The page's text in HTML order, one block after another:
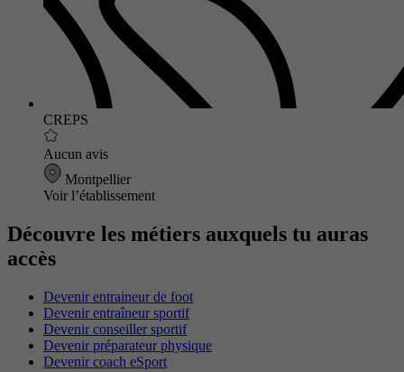
CREPS
Aucun avis
Montpellier
Voir l’établissement
Découvre les métiers auxquels tu auras
accès
Devenir entraineur de foot
Devenir entraîneur sportif
Devenir conseiller sportif
Devenir préparateur physique
Devenir coach eSport